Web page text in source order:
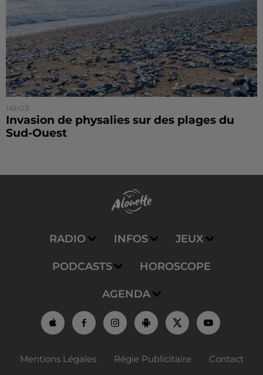
14h03
Invasion de physalies sur des plages du
Sud-Ouest
RADIO INFOS JEUX
PODCASTS HOROSCOPE
AGENDA
Mentions Légales Régie Publicitaire Contact